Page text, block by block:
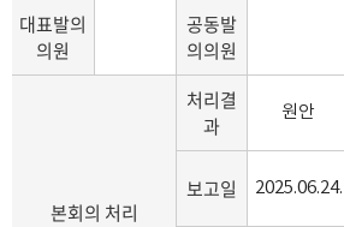
대표발의
의원
공동발
의의원
본회의 처리
처리결
과
원안
보고일 2025.06.24.